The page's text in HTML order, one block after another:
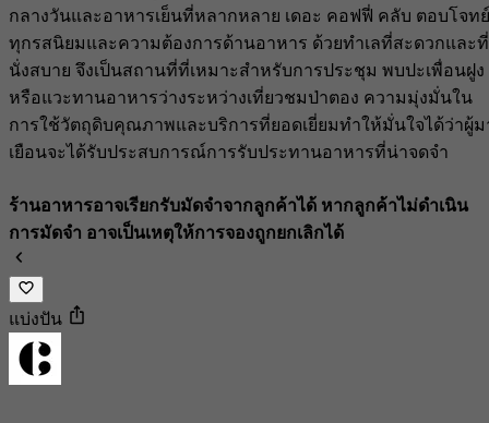
กลางวันและอาหารเย็นที่หลากหลาย เดอะ คอฟฟี่ คลับ ตอบโจทย์
ทุกรสนิยมและความต้องการด้านอาหาร ด้วยทำเลที่สะดวกและที่
นั่งสบาย จึงเป็นสถานที่ที่เหมาะสำหรับการประชุม พบปะเพื่อนฝูง
หรือแวะทานอาหารว่างระหว่างเที่ยวชมป่าตอง ความมุ่งมั่นใน
การใช้วัตถุดิบคุณภาพและบริการที่ยอดเยี่ยมทำให้มั่นใจได้ว่าผู้
เยือนจะได้รับประสบการณ์การรับประทานอาหารที่น่าจดจำ
ร้านอาหารอาจเรียกรับมัดจำจากลูกค้าได้ หากลูกค้าไม่ดำเนิน
การมัดจำ อาจเป็นเหตุให้การจองถูกยกเลิกได้
แบ่งปัน